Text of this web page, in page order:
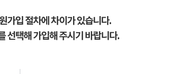
가입 절차에 차이가 있습니다.
선택해 가입해 주시기 바랍니다.